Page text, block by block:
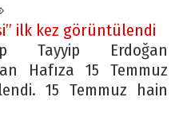
ilk kez görüntülendi
Tayyip Erdoğan
Hafıza 15 Temmuz
15 Temmuz hain